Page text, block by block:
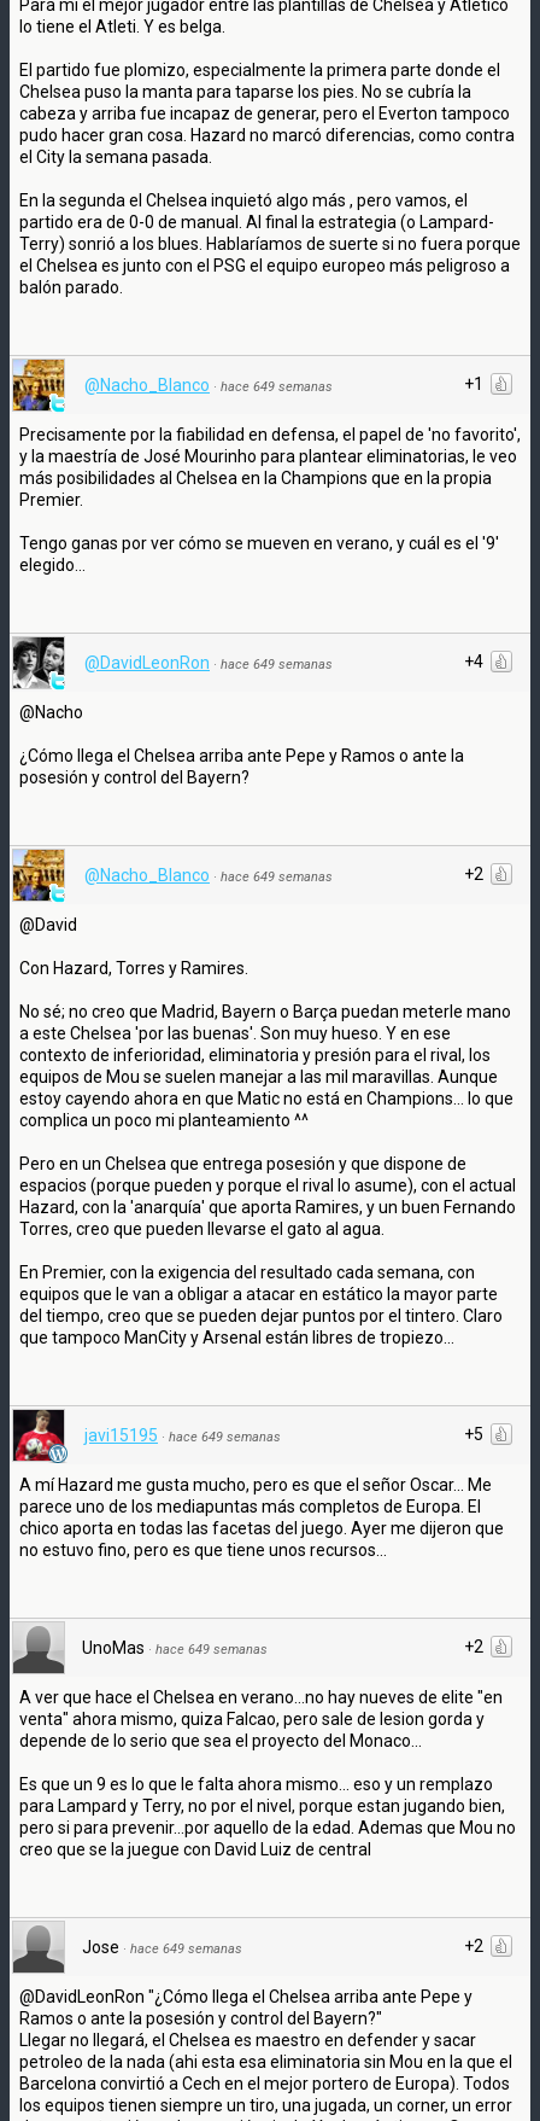
Para mí el mejor jugador entre las plantillas de Chelsea y Atlético
lo tiene el Atleti. Y es belga.
El partido fue plomizo, especialmente la primera parte donde el
Chelsea puso la manta para taparse los pies. No se cubría la
cabeza y arriba fue incapaz de generar, pero el Everton tampoco
pudo hacer gran cosa. Hazard no marcó diferencias, como contra
el City la semana pasada.
En la segunda el Chelsea inquietó algo más , pero vamos, el
partido era de 0-0 de manual. Al final la estrategia (o Lampard-
Terry) sonrió a los blues. Hablaríamos de suerte si no fuera porque
el Chelsea es junto con el PSG el equipo europeo más peligroso a
balón parado.
+1
@Nacho_Blanco · hace 649 semanas
Precisamente por la fiabilidad en defensa, el papel de 'no favorito',
y la maestría de José Mourinho para plantear eliminatorias, le veo
más posibilidades al Chelsea en la Champions que en la propia
Premier.
Tengo ganas por ver cómo se mueven en verano, y cuál es el '9'
elegido...
+4
@DavidLeonRon · hace 649 semanas
@Nacho
¿Cómo llega el Chelsea arriba ante Pepe y Ramos o ante la
posesión y control del Bayern?
+2
@Nacho_Blanco · hace 649 semanas
@David
Con Hazard, Torres y Ramires.
No sé; no creo que Madrid, Bayern o Barça puedan meterle mano
a este Chelsea 'por las buenas'. Son muy hueso. Y en ese
contexto de inferioridad, eliminatoria y presión para el rival, los
equipos de Mou se suelen manejar a las mil maravillas. Aunque
estoy cayendo ahora en que Matic no está en Champions... lo que
complica un poco mi planteamiento ^^
Pero en un Chelsea que entrega posesión y que dispone de
espacios (porque pueden y porque el rival lo asume), con el actual
Hazard, con la 'anarquía' que aporta Ramires, y un buen Fernando
Torres, creo que pueden llevarse el gato al agua.
En Premier, con la exigencia del resultado cada semana, con
equipos que le van a obligar a atacar en estático la mayor parte
del tiempo, creo que se pueden dejar puntos por el tintero. Claro
que tampoco ManCity y Arsenal están libres de tropiezo...
+5
javi15195 · hace 649 semanas
A mí Hazard me gusta mucho, pero es que el señor Oscar... Me
parece uno de los mediapuntas más completos de Europa. El
chico aporta en todas las facetas del juego. Ayer me dijeron que
no estuvo fino, pero es que tiene unos recursos...
+2
UnoMas · hace 649 semanas
A ver que hace el Chelsea en verano...no hay nueves de elite "en
venta" ahora mismo, quiza Falcao, pero sale de lesion gorda y
depende de lo serio que sea el proyecto del Monaco...
Es que un 9 es lo que le falta ahora mismo... eso y un remplazo
para Lampard y Terry, no por el nivel, porque estan jugando bien,
pero si para prevenir...por aquello de la edad. Ademas que Mou no
creo que se la juegue con David Luiz de central
+2
Jose · hace 649 semanas
@DavidLeonRon "¿Cómo llega el Chelsea arriba ante Pepe y
Ramos o ante la posesión y control del Bayern?"
Llegar no llegará, el Chelsea es maestro en defender y sacar
petroleo de la nada (ahi esta esa eliminatoria sin Mou en la que el
Barcelona convirtió a Cech en el mejor portero de Europa). Todos
los equipos tienen siempre un tiro, una jugada, un corner, un error